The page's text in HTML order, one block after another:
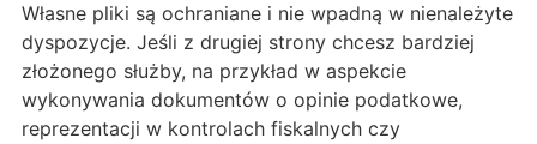
Własne pliki są ochraniane i nie wpadną w nienależyte
dyspozycje. Jeśli z drugiej strony chcesz bardziej
złożonego służby, na przykład w aspekcie
wykonywania dokumentów o opinie podatkowe,
reprezentacji w kontrolach fiskalnych czy